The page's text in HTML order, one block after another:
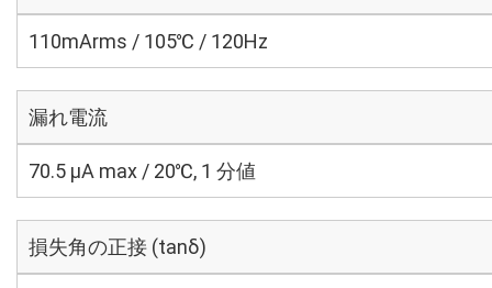
110mArms / 105℃ / 120Hz
漏れ電流
70.5 μA max / 20℃, 1 分値
損失角の正接 (tanδ)